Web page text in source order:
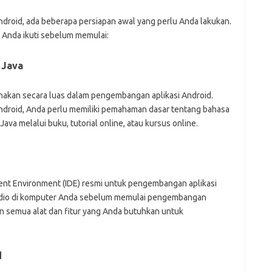
ada beberapa persiapan awal yang perlu Anda lakukan.
ikuti sebelum memulai:
secara luas dalam pengembangan aplikasi Android.
Anda perlu memiliki pemahaman dasar tentang bahasa
melalui buku, tutorial online, atau kursus online.
Environment (IDE) resmi untuk pengembangan aplikasi
di komputer Anda sebelum memulai pengembangan
semua alat dan fitur yang Anda butuhkan untuk